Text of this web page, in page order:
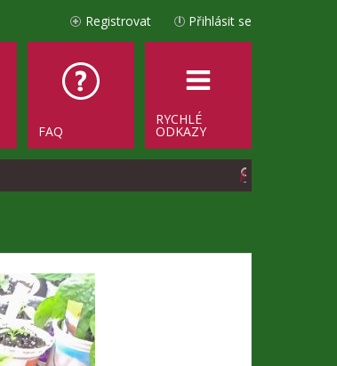
Přihlásit se
Registrovat
RYCHLÉ
ODKAZY
FAQ
H